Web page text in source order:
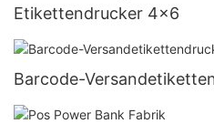
Etikettendrucker 4x6
Barcode-